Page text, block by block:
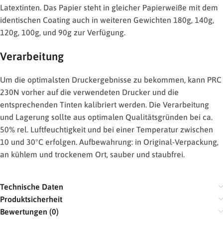
Latextinten. Das Papier steht in gleicher Papierweiße mit dem
identischen Coating auch in weiteren Gewichten 180g, 140g,
120g, 100g, und 90g zur Verfügung.
Verarbeitung
Um die optimalsten Druckergebnisse zu bekommen, kann PRC
230N vorher auf die verwendeten Drucker und die
entsprechenden Tinten kalibriert werden. Die Verarbeitung
und Lagerung sollte aus optimalen Qualitätsgründen bei ca.
50% rel. Luftfeuchtigkeit und bei einer Temperatur zwischen
10 und 30°C erfolgen. Aufbewahrung: in Original-Verpackung,
an kühlem und trockenem Ort, sauber und staubfrei.
Technische Daten
Produktsicherheit
Bewertungen (0)